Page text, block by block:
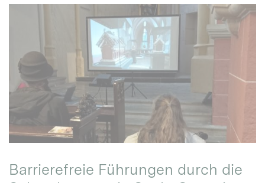
Barrierefreie Führungen durch die